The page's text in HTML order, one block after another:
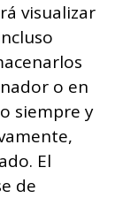
visualizar
o en
siempre y
El
de